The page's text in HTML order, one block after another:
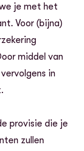
je met het
Voor (bijna)
middel van
in
provisie die je
zullen